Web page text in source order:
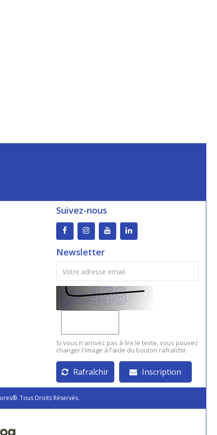
Suivez-nous
Newsletter
Si vous n'arrivez pas à lire le texte, vous pouvez
changer l'image à l'aide du bouton rafraîchir.
Rafraîchir Inscription
Tous Droits Réservés.